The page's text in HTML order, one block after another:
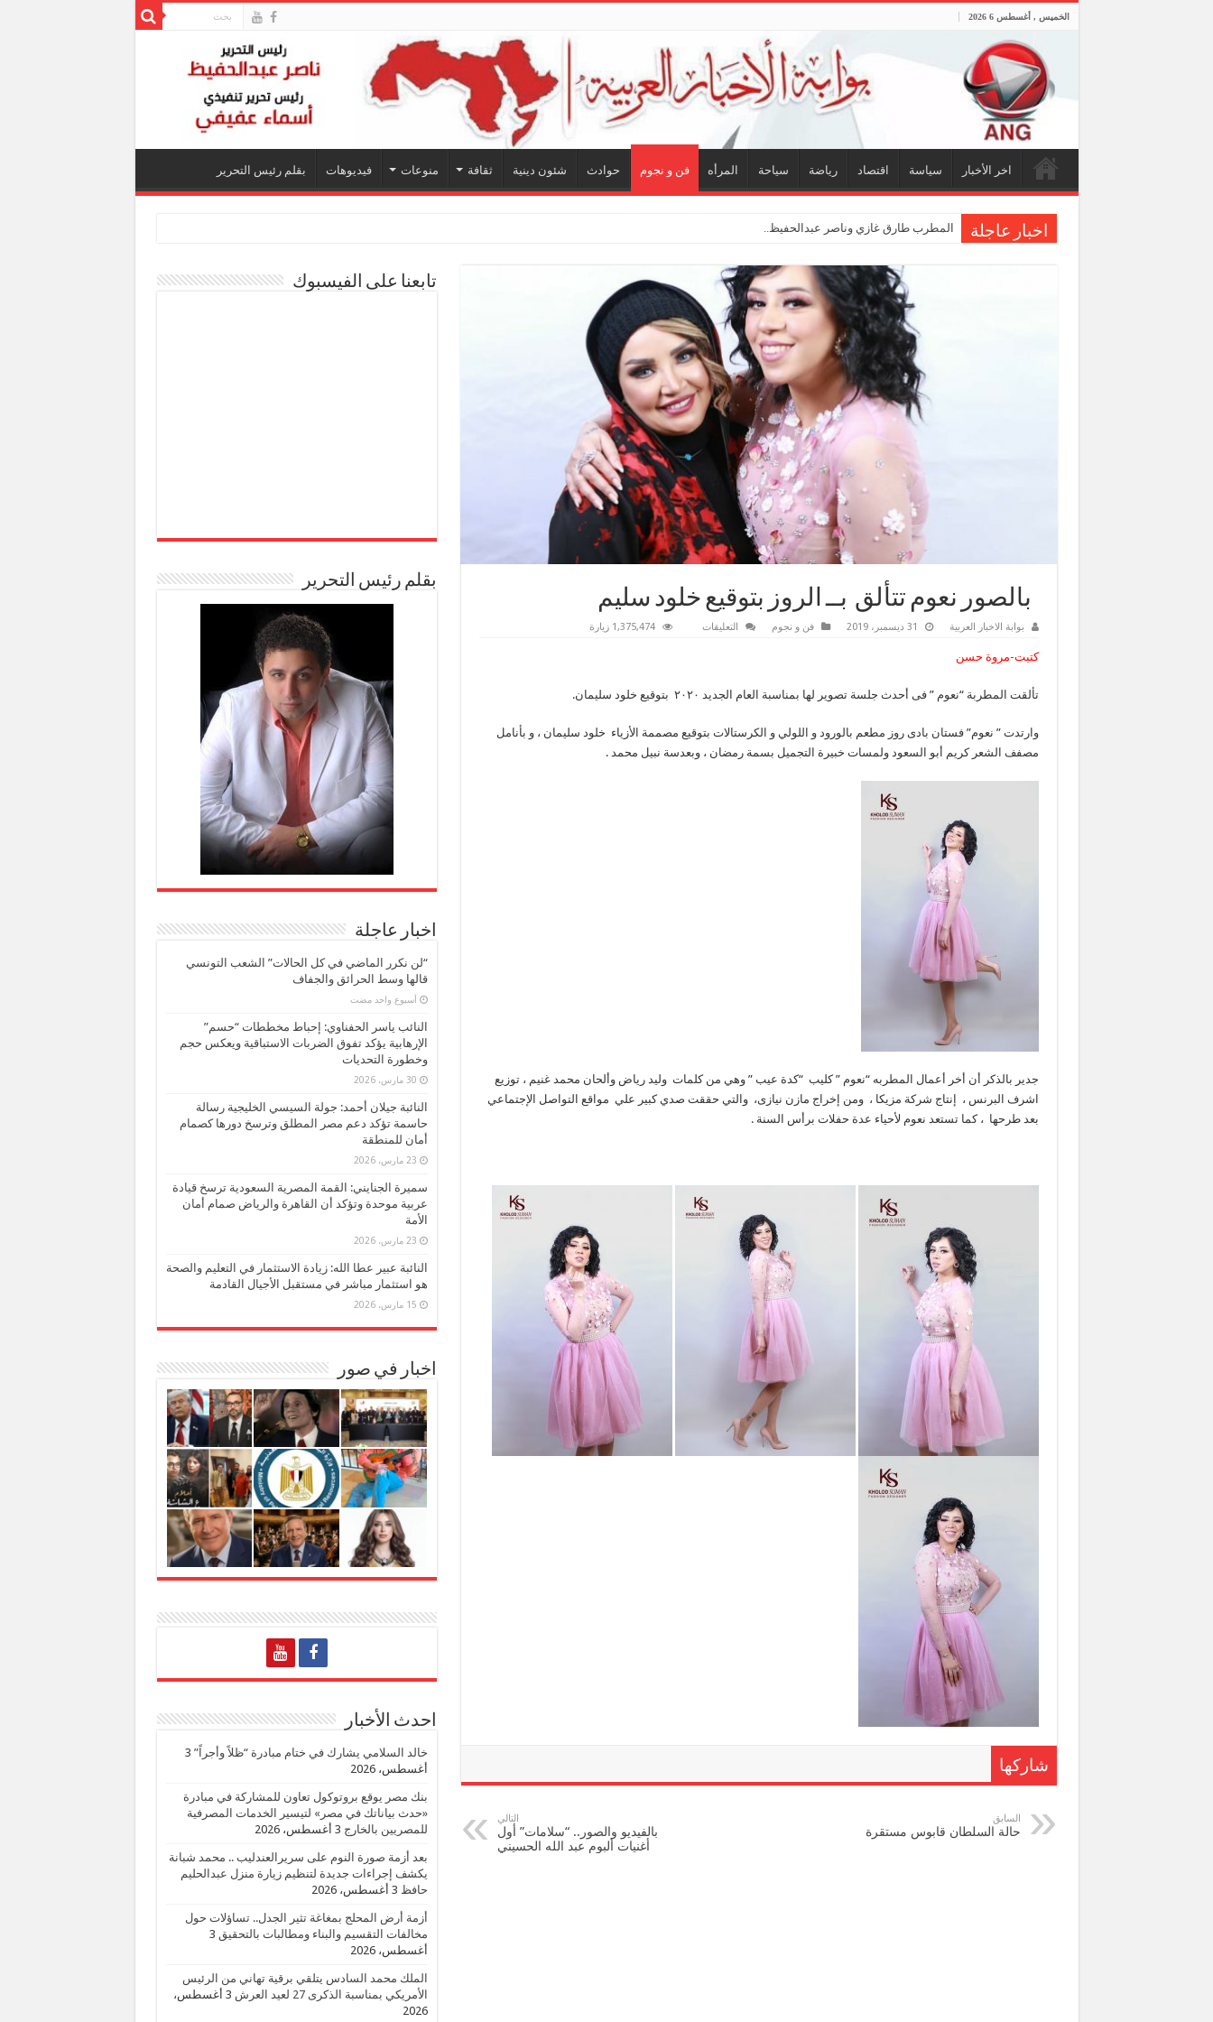
الخميس , أغسطس 6 2026
اخر الأخبار سياسة اقتصاد رياضة سياحة المرأه فن و نجوم حوادث شئون دينية ثقافة منوعات فيديوهات بقلم رئيس التحرير
اخبار عاجلة المطرب طارق غازي وناصر عبدالحفيظ.. شراكة فنية ترسم
بالصور نعوم تتألق بــ الروز بتوقيع خلود سليم
بوابة الاخبار العربية 31 ديسمبر، 2019 فن و نجوم التعليقات
خلود
1,375,474 زيارة
كتبت-مروة حسن
تألقت المطربة “نعوم ” فى أحدث جلسة تصوير لها بمناسبة العام الجديد ٢٠٢٠ بتوقيع خلود سليمان.
وارتدت ” نعوم” فستان بادى روز مطعم بالورود و اللولي و الكرستالات بتوقيع مصممة الأزياء خلود سليمان ، و بأنامل
مصفف الشعر كريم أبو السعود ولمسات خبيرة التجميل بسمة رمضان ، وبعدسة نبيل محمد .
جدير بالذكر أن أخر أعمال المطربه “نعوم ” كليب “كدة عيب ” وهي من كلمات وليد رياض وألحان محمد غنيم ، توزيع
اشرف البرنس ، إنتاج شركة مزيكا ، ومن إخراج مازن نيازى، والتي حققت صدي كبير علي مواقع التواصل الإجتماعي
بعد طرحها ، كما تستعد نعوم لأحياء عدة حفلات برأس السنة .
شاركها
السابق
حالة السلطان قابوس مستقرة
التالي
بالفيديو والصور.. “سلامات” أول
أغنيات ألبوم عبد الله الحسيني
تابعنا على الفيسبوك
بقلم رئيس التحرير
اخبار عاجلة
“لن نكرر الماضي في كل الحالات” الشعب التونسي
قالها وسط الحرائق والجفاف
‏أسبوع واحد مضت
النائب ياسر الحفناوي: إحباط مخططات “حسم”
الإرهابية يؤكد تفوق الضربات الاستباقية ويعكس حجم
وخطورة التحديات
30 مارس، 2026
النائبة جيلان أحمد: جولة السيسي الخليجية رسالة
حاسمة تؤكد دعم مصر المطلق وترسخ دورها كصمام
أمان للمنطقة
23 مارس، 2026
سميرة الجنايني: القمة المصرية السعودية ترسخ قيادة
عربية موحدة وتؤكد أن القاهرة والرياض صمام أمان
الأمة
23 مارس، 2026
النائبة عبير عطا الله: زيادة الاستثمار في التعليم والصحة
هو استثمار مباشر في مستقبل الأجيال القادمة
15 مارس، 2026
اخبار في صور
احدث الأخبار
خالد السلامي يشارك في ختام مبادرة “ظلاً وأجراً” 3
أغسطس، 2026
بنك مصر يوقع بروتوكول تعاون للمشاركة في مبادرة
«حدث بياناتك في مصر» لتيسير الخدمات المصرفية
للمصريين بالخارج 3 أغسطس، 2026
بعد أزمة صورة النوم على سريرالعندليب .. محمد شبانة
يكشف إجراءات جديدة لتنظيم زيارة منزل عبدالحليم
حافظ 3 أغسطس، 2026
أزمة أرض المحلج بمغاغة تثير الجدل.. تساؤلات حول
مخالفات التقسيم والبناء ومطالبات بالتحقيق 3
أغسطس، 2026
الملك محمد السادس يتلقي برقية تهاني من الرئيس
الأمريكي بمناسبة الذكرى 27 لعيد العرش
3 أغسطس،
2026